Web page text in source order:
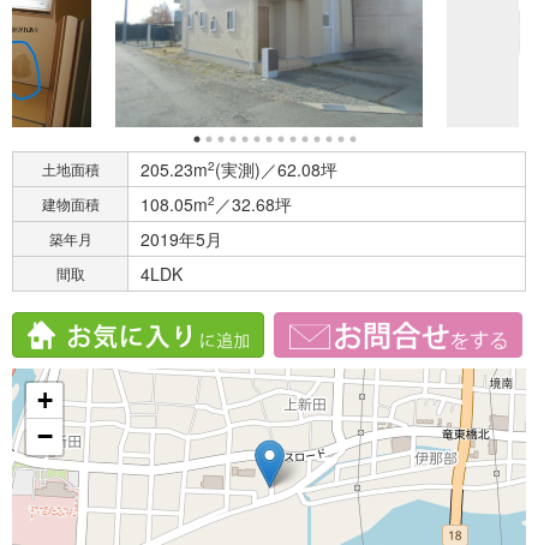
土地面積 205.23m2(実測)／62.08坪
建物面積 108.05m2 ／32.68坪
築年月 2019年5月
間取 4LDK
+
−